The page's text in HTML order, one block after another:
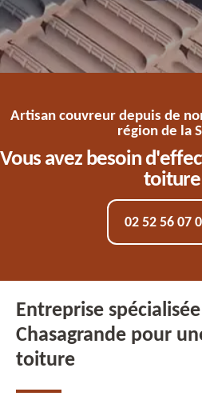
Artisan couvreur depuis de
région de la
Vous avez besoin
toiture
02 52 56 07
Entreprise
Chasagrande pour
toiture